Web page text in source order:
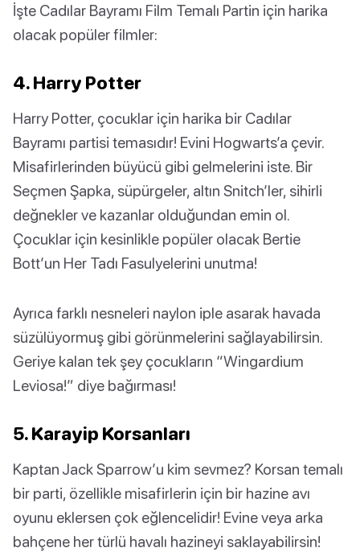
İşte Cadılar Bayramı Film Temalı Partin için harika
olacak popüler filmler:
4. Harry Potter
Harry Potter, çocuklar için harika bir Cadılar
Bayramı partisi temasıdır! Evini Hogwarts’a çevir.
Misafirlerinden büyücü gibi gelmelerini iste. Bir
Seçmen Şapka, süpürgeler, altın Snitch’ler, sihirli
değnekler ve kazanlar olduğundan emin ol.
Çocuklar için kesinlikle popüler olacak Bertie
Bott’un Her Tadı Fasulyelerini unutma!
Ayrıca farklı nesneleri naylon iple asarak havada
süzülüyormuş gibi görünmelerini sağlayabilirsin.
Geriye kalan tek şey çocukların “Wingardium
Leviosa!” diye bağırması!
5. Karayip Korsanları
Kaptan Jack Sparrow’u kim sevmez? Korsan temalı
bir parti, özellikle misafirlerin için bir hazine avı
oyunu eklersen çok eğlencelidir! Evine veya arka
bahçene her türlü havalı hazineyi saklayabilirsin!